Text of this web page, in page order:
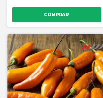
COMPRAR